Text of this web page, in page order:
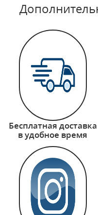
Бесплатная доставка
в удобное время